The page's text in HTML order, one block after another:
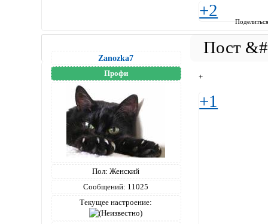
+2
Zanozka7
Профи
Пол: Женский
Сообщений: 11025
Текущее настроение:
+
+1